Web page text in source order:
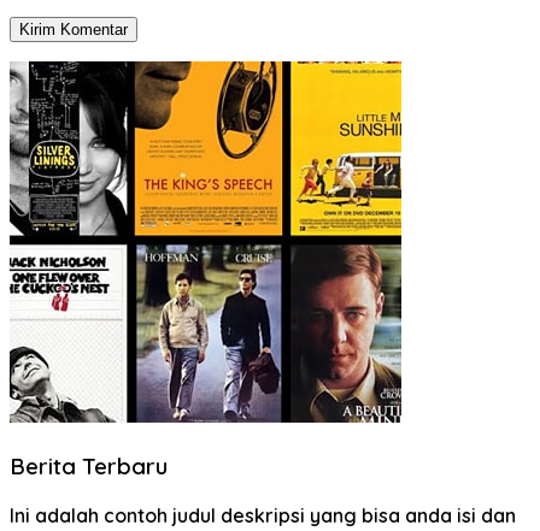
Berita Terbaru
Ini adalah contoh judul deskripsi yang bisa anda isi dan